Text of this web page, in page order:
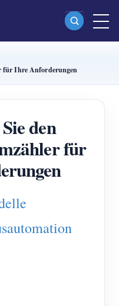
(WEM3080T)
(WEM3046T)
(WEM3050T)
für Ihre Anforderungen
den
für